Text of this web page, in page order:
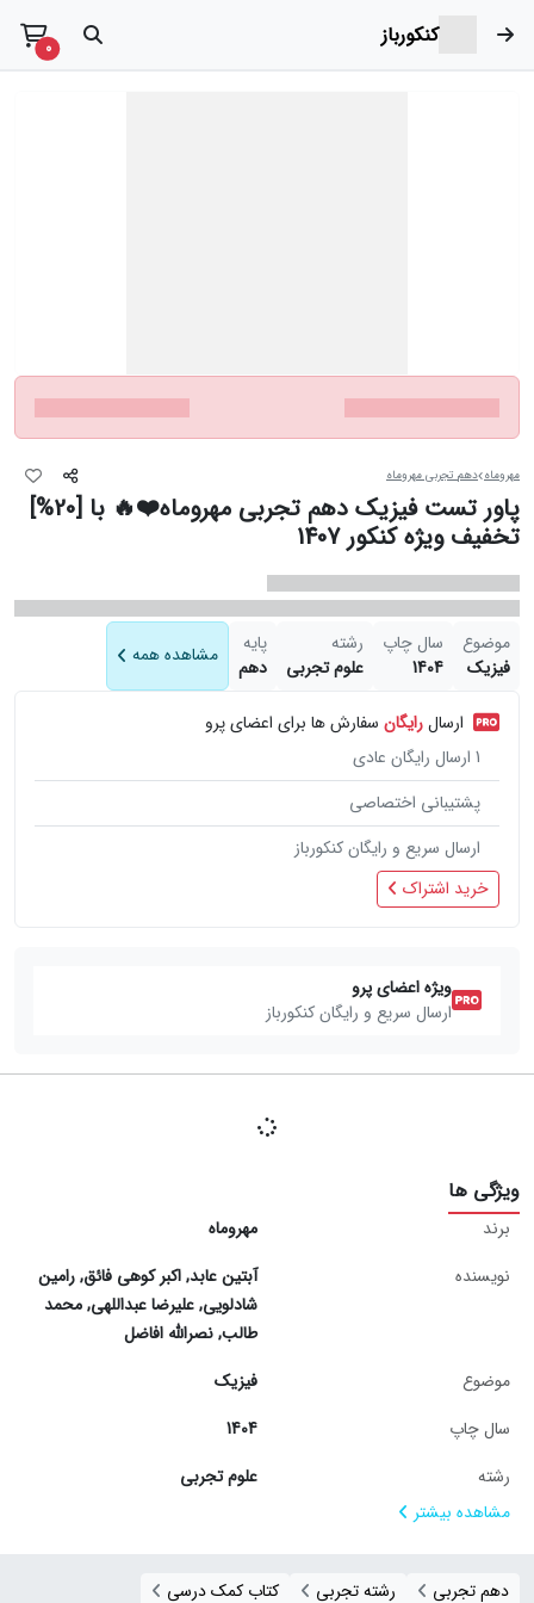
کنکورباز 0
items
مهروماه دهم تجربی مهروماه
پاور تست فیزیک دهم تجربی مهروماه❤️🔥 با [20%]
تخفیف ویژه کنکور 1407
موضوع
فیزیک
سال چاپ
1404
رشته
علوم تجربی
پایه
دهم
مشاهده همه
ارسالرایگان سفارش ها برای اعضای پرو
1 ارسال رایگان عادی
پشتیبانی اختصاصی
ارسال سریع و رایگان کنکورباز
خرید اشتراک
ویژه اعضای پرو
ارسال سریع و رایگان کنکورباز
ویژگی ها
برند
مهروماه
نویسنده
آبتین عابد,اکبر کوهی فائق,رامین
شادلویی,علیرضا عبداللهی,محمد
طالب,نصرالله افاضل
موضوع
فیزیک
سال چاپ
1404
رشته
علوم تجربی
مشاهده بیشتر
دهم تجربی رشته تجربی کتاب کمک درسی